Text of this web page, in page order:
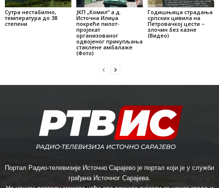
Сутра нестабилно,
температура до 38
степени
ЈКП „Комил“ а.д.
Источна Илиџа
покреће пилот-
пројекат
организованог
одвојеног прикупљања
стаклене амбалаже
(Фото)
Годишњица страдања
српских цивила на
Петровачкој цести –
злочин без казне
(Видео)
Портал Радио-телевизије Источно Сарајево је портал који је у служби
грађана Источног Сарајева.